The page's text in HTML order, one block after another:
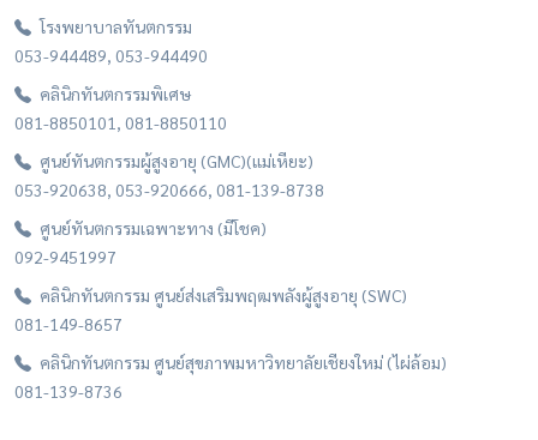
โรงพยาบาลทันตกรรม
053-944489, 053-944490
คลินิกทันตกรรมพิเศษ
081-8850101, 081-8850110
ศูนย์ทันตกรรมผู้สูงอายุ (GMC)(แม่เหียะ)
053-920638, 053-920666, 081-139-8738
ศูนย์ทันตกรรมเฉพาะทาง (มีโชค)
092-9451997
คลินิกทันตกรรม ศูนย์ส่งเสริมพฤฒพลังผู้สูงอายุ (SWC)
081-149-8657
คลินิกทันตกรรม ศูนย์สุขภาพมหาวิทยาลัยเชียงใหม่ (ไผ่ล้อม)
081-139-8736